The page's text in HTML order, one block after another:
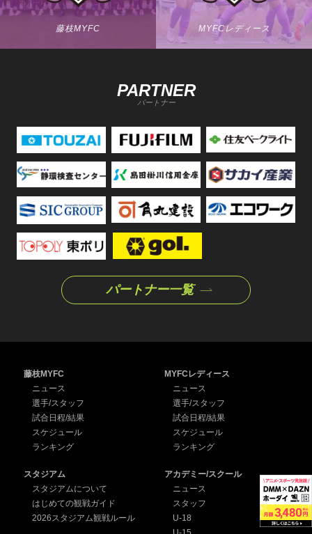
藤枝MYFC MYFCレディース
PARTNER
パートナー
パートナー一覧
藤枝MYFC
ニュース
選手/スタッフ
試合日程/結果
スケジュール
ランキング
MYFCレディース
ニュース
選手/スタッフ
試合日程/結果
スケジュール
ランキング
スタジアム
スタジアムについて
はじめての観戦ガイド
2026スタジアム観戦ルール
アカデミー/スクール
ニュース
スタッフ
U-18